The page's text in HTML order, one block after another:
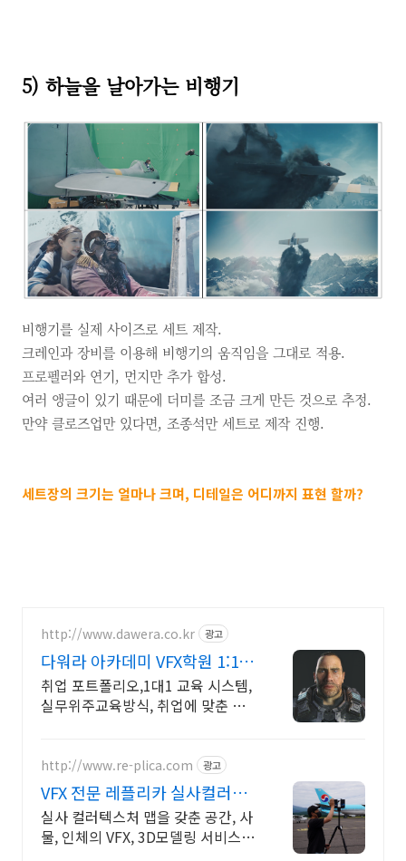
5) 하늘을 날아가는 비행기
비행기를 실제 사이즈로 세트 제작.
크레인과 장비를 이용해 비행기의 움직임을 그대로 적용.
프로펠러와 연기, 먼지만 추가 합성.
여러 앵글이 있기 때문에 더미를 조금 크게 만든 것으로 추정.
만약 클로즈업만 있다면, 조종석만 세트로 제작 진행.
세트장의 크기는 얼마나 크며, 디테일은 어디까지 표현 할까?
http://www.dawera.co.kr 광고
다워라 아카데미 VFX학원 1:1과
외식 맞춤 수업진행
취업 포트폴리오,1대1 교육 시스템,
실무위주교육방식, 취업에 맞춘 실
http://www.re-plica.com 광고
VFX 전문 레플리카 실사컬러3D
스캔 서비스 전문
실사 컬러텍스처 맵을 갖춘 공간, 사
물, 인체의 VFX, 3D모델링 서비스